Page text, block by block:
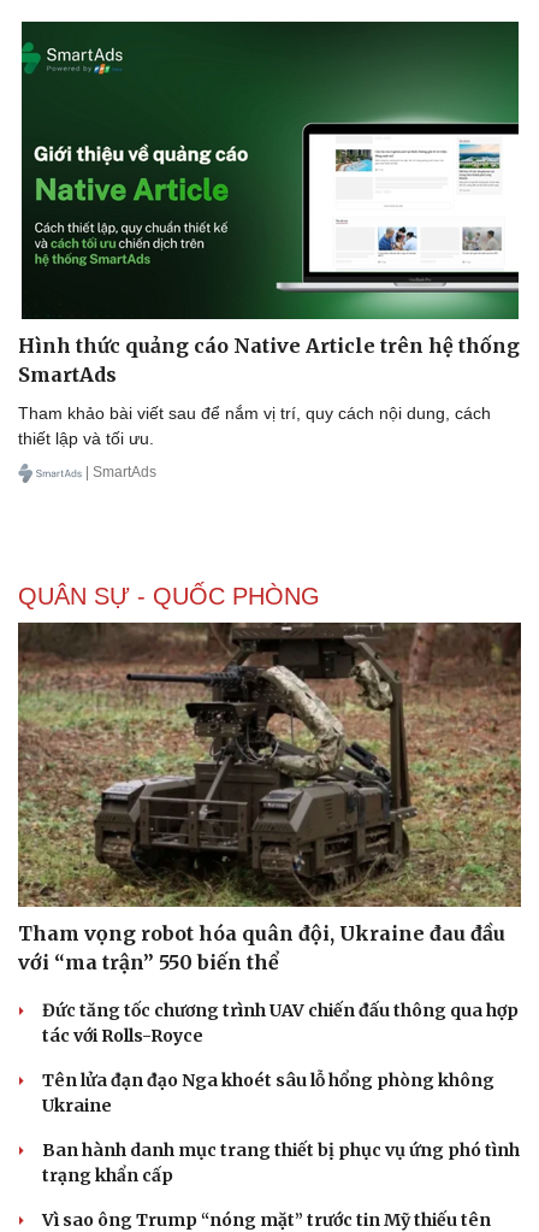
Thể thao
Bóng đá
Lịch thi đấu bóng đá
eSports
Ô tô
Hình thức quảng cáo Native Article trên hệ thống
SmartAds
Tham khảo bài viết sau để nắm vị trí, quy cách nội dung, cách
thiết lập và tối ưu.
| SmartAds
QUÂN SỰ - QUỐC PHÒNG
Tham vọng robot hóa quân đội, Ukraine đau đầu
với “ma trận” 550 biến thể
Đức tăng tốc chương trình UAV chiến đấu thông qua hợp
tác với Rolls-Royce
Tên lửa đạn đạo Nga khoét sâu lỗ hổng phòng không
Ukraine
Ban hành danh mục trang thiết bị phục vụ ứng phó tình
trạng khẩn cấp
Vì sao ông Trump “nóng mặt” trước tin Mỹ thiếu tên